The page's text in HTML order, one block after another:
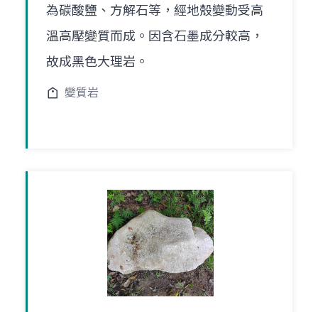
為碳酸鹽、方解石等，經地殼變動受高
溫高壓變質而成。因含石墨成分較高，
故成黑色大理岩。
變質岩